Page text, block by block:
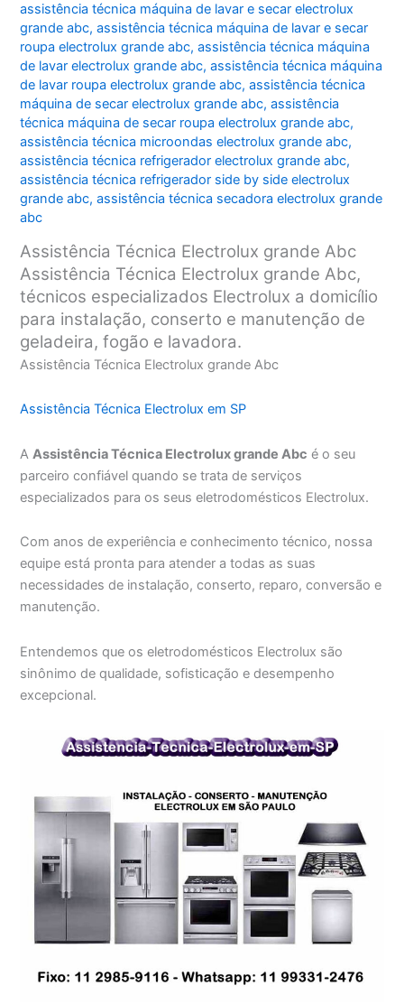
assistência técnica máquina de lavar e secar electrolux
grande abc,assistência técnica máquina de lavar e secar
roupa electrolux grande abc,assistência técnica máquina
de lavar electrolux grande abc,assistência técnica máquina
de lavar roupa electrolux grande abc,assistência técnica
máquina de secar electrolux grande abc,assistência
técnica máquina de secar roupa electrolux grande abc,
assistência técnica microondas electrolux grande abc,
assistência técnica refrigerador electrolux grande abc,
assistência técnica refrigerador side by side electrolux
grande abc,assistência técnica secadora electrolux grande
abc
Assistência Técnica Electrolux grande Abc
Assistência Técnica Electrolux grande Abc,
técnicos especializados Electrolux a domicílio
para instalação, conserto e manutenção de
geladeira, fogão e lavadora.
Assistência Técnica Electrolux grande Abc
Assistência Técnica Electrolux em SP
AAssistência Técnica Electrolux grande Abc é o seu
parceiro confiável quando se trata de serviços
especializados para os seus eletrodomésticos Electrolux.
Com anos de experiência e conhecimento técnico, nossa
equipe está pronta para atender a todas as suas
necessidades de instalação, conserto, reparo, conversão e
manutenção.
Entendemos que os eletrodomésticos Electrolux são
sinônimo de qualidade, sofisticação e desempenho
excepcional.